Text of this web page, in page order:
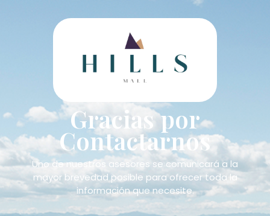
Gracias por
Contactarnos
Uno de nuestros asesores se comunicará a la
mayor brevedad posible para ofrecer toda la
información que necesite.